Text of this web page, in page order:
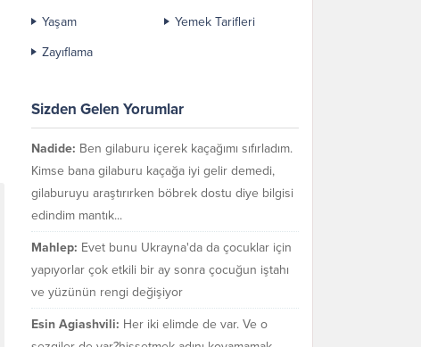
Yaşam
Yemek Tarifleri
Zayıflama
Sizden Gelen Yorumlar
Nadide: Ben gilaburu içerek kaçağımı sıfırladım.
Kimse bana gilaburu kaçağa iyi gelir demedi,
gilaburuyu araştırırken böbrek dostu diye bilgisi
edindim mantık...
Mahlep: Evet bunu Ukrayna'da da çocuklar için
yapıyorlar çok etkili bir ay sonra çocuğun iştahı
ve yüzünün rengi değişiyor
Esin Agiashvili: Her iki elimde de var. Ve o